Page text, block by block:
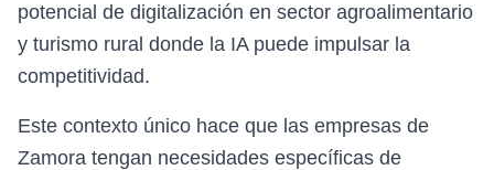
potencial de digitalización en sector agroalimentario
y turismo rural donde la IA puede impulsar la
competitividad.
Este contexto único hace que las empresas de
Zamora tengan necesidades específicas de